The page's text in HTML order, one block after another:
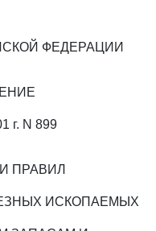
ФЕДЕРАЦИИ
г. N 899
ПРАВИЛ
ИСКОПАЕМЫХ